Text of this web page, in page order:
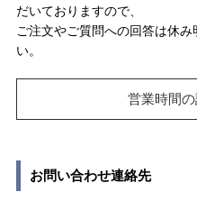
だいておりますので、
ご注文やご質問への回答は休
い。
営業時間
お問い合わせ連絡先